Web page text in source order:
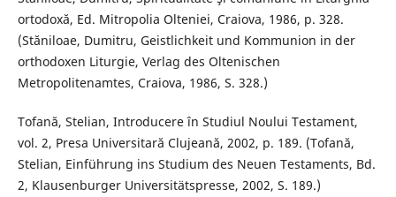
ortodoxă, Ed. Mitropolia Olteniei, Craiova, 1986, p. 328.
(Stăniloae, Dumitru, Geistlichkeit und Kommunion in der
orthodoxen Liturgie, Verlag des Oltenischen
Metropolitenamtes, Craiova, 1986, S. 328.)
Tofană, Stelian, Introducere în Studiul Noului Testament,
vol. 2, Presa Universitară Clujeană, 2002, p. 189. (Tofană,
Stelian, Einführung ins Studium des Neuen Testaments, Bd.
2, Klausenburger Universitätspresse, 2002, S. 189.)